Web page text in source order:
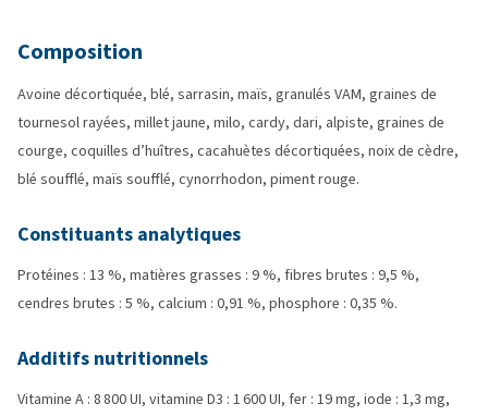
Composition
Avoine décortiquée, blé, sarrasin, maïs, granulés VAM, graines de
tournesol rayées, millet jaune, milo, cardy, dari, alpiste, graines de
courge, coquilles d’huîtres, cacahuètes décortiquées, noix de cèdre,
blé soufflé, maïs soufflé, cynorrhodon, piment rouge.
Constituants analytiques
Protéines : 13 %, matières grasses : 9 %, fibres brutes : 9,5 %,
cendres brutes : 5 %, calcium : 0,91 %, phosphore : 0,35 %.
Additifs nutritionnels
Vitamine A : 8 800 UI, vitamine D3 : 1 600 UI, fer : 19 mg, iode : 1,3 mg,